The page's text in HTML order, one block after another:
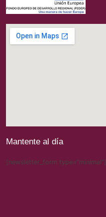
Mantente al día
[newsletter_form type="minimal"]